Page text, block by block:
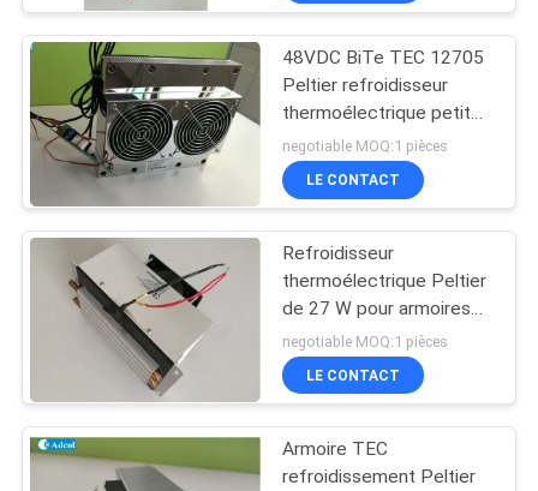
SUJET
NOUS
VISITE
D'USINE
CONTRÔLE
QUALITÉ
CONTACT
48VDC BiTe TEC 12705
Peltier refroidisseur
thermoélectrique petit
réfrigérateur
negotiable MOQ:1 pièces
LE CONTACT
Refroidisseur
thermoélectrique Peltier
de 27 W pour armoires
extérieures de
télécommunication
negotiable MOQ:1 pièces
LE CONTACT
Armoire TEC
refroidissement Peltier